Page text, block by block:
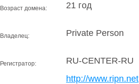
Возраст домена: 21 год
Владелец: Private Person
Регистратор:
RU-CENTER-RU
http://www.ripn.net